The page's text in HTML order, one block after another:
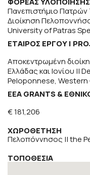
Πανεπιστήμιο
Διοίκηση
University of Patras
ΕΤΑΊΡΟΣ ΈΡΓΟΥ |
Αποκεντρωμένη
Ελλάδας και Ιονίου ||
Peloponnese,
EEA GRANTS &
€ 181,206
ΧΩΡΟΘΕΤΗΣΗ
Πελοπόννησος || the
ΤΟΠΟΘΕΣΙΑ